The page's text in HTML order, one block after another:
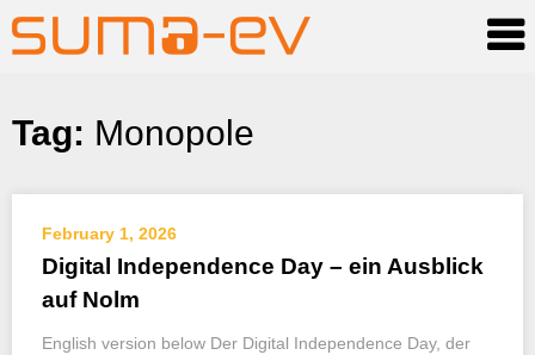
Skip
Tag: Monopole
February 1, 2026
Digital Independence Day – ein Ausblick
auf Nolm
English version below Der Digital Independence Day, der